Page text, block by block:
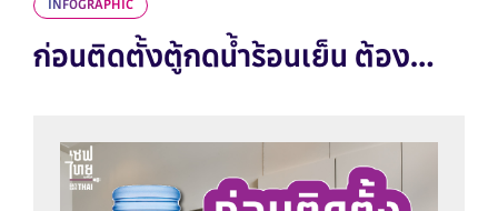
INFOGRAPHIC
ก่อนติดตั้งตู้กดน้ำร้อนเย็น ต้อง…